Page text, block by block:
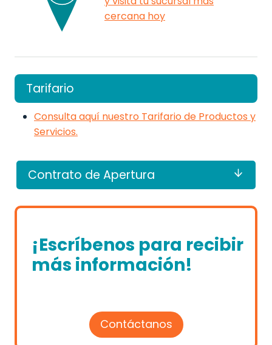
cercana hoy
Tarifario
Consulta aquí nuestro Tarifario de Productos y
Servicios.
Contrato de Apertura
¡Escríbenos para recibir
más información!
Contáctanos